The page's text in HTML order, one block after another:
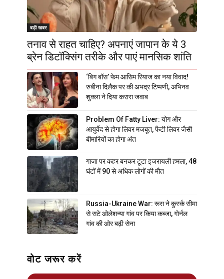
बड़ी खबर
तनाव से राहत चाहिए? अपनाएं जापान के ये 3
ब्रेन डिटॉक्सिंग तरीके और पाएं मानसिक शांति
‘बिग बॉस’ फेम आसिम रियाज का नया विवाद!
रुबीना दिलैक पर की अभद्र टिप्पणी, अभिनव
शुक्ला ने दिया करारा जवाब
Problem Of Fatty Liver: योग और
आयुर्वेद से होगा लिवर मजबूत, फैटी लिवर जैसी
बीमारियों का होगा अंत
गाजा पर कहर बनकर टूटा इजरायली हमला, 48
घंटों में 90 से अधिक लोगों की मौत
Russia-Ukraine War: रूस ने कुर्स्क सीमा
से सटे ओलेशन्या गांव पर किया कब्जा, गोर्नल
गांव की ओर बढ़ी सेना
वोट जरूर करें